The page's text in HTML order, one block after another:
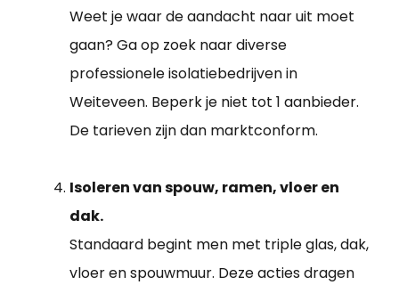
Weet je waar de aandacht naar uit moet
gaan? Ga op zoek naar diverse
professionele isolatiebedrijven in
Weiteveen. Beperk je niet tot 1 aanbieder.
De tarieven zijn dan marktconform.
Isoleren van spouw, ramen, vloer en
dak.
Standaard begint men met triple glas, dak,
vloer en spouwmuur. Deze acties dragen